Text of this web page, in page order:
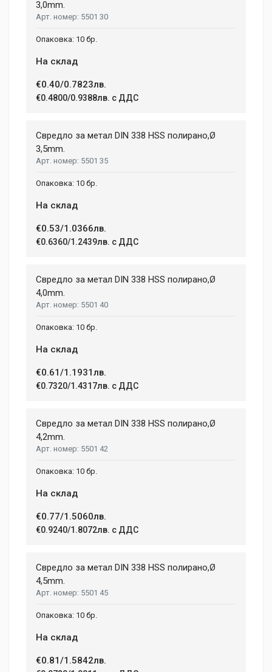
1
Write A Review
Your Name
Email Address
Post Your Review
3,0mm.
5501 30
10 бр.
На склад
€0.40/0.7823лв.
€0.4800/0.9388лв. с ДДС
Свредло за метал DIN 338 HSS полирано,Ø
3,5mm.
5501 35
10 бр.
На склад
€0.53/1.0366лв.
€0.6360/1.2439лв. с ДДС
Свредло за метал DIN 338 HSS полирано,Ø
4,0mm.
5501 40
10 бр.
На склад
€0.61/1.1931лв.
€0.7320/1.4317лв. с ДДС
Свредло за метал DIN 338 HSS полирано,Ø
4,2mm.
5501 42
10 бр.
На склад
€0.77/1.5060лв.
€0.9240/1.8072лв. с ДДС
Свредло за метал DIN 338 HSS полирано,Ø
4,5mm.
5501 45
10 бр.
На склад
€0.81/1.5842лв.